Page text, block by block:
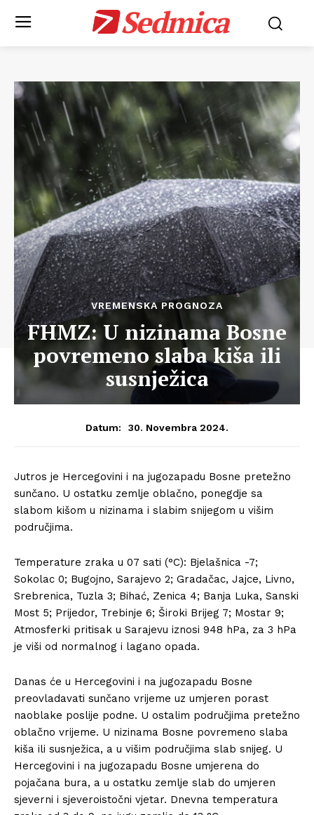
Sedmica
VREMENSKA PROGNOZA
FHMZ: U nizinama Bosne
povremeno slaba kiša ili
susnježica
Datum: 30. Novembra 2024.
Jutros je Hercegovini i na jugozapadu Bosne pretežno
sunčano. U ostatku zemlje oblačno, ponegdje sa
slabom kišom u nizinama i slabim snijegom u višim
područjima.
Temperature zraka u 07 sati (°C): Bjelašnica -7;
Sokolac 0; Bugojno, Sarajevo 2; Gradačac, Jajce, Livno,
Srebrenica, Tuzla 3; Bihać, Zenica 4; Banja Luka, Sanski
Most 5; Prijedor, Trebinje 6; Široki Brijeg 7; Mostar 9;
Atmosferki pritisak u Sarajevu iznosi 948 hPa, za 3 hPa
je viši od normalnog i lagano opada.
Danas će u Hercegovini i na jugozapadu Bosne
preovladavati sunčano vrijeme uz umjeren porast
naoblake poslije podne. U ostalim područjima pretežno
oblačno vrijeme. U nizinama Bosne povremeno slaba
kiša ili susnježica, a u višim područjima slab snijeg. U
Hercegovini i na jugozapadu Bosne umjerena do
pojačana bura, a u ostatku zemlje slab do umjeren
sjeverni i sjeveroistočni vjetar. Dnevna temperatura